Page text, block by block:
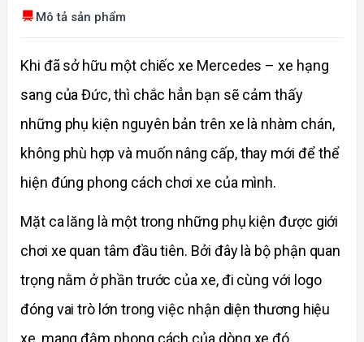
Mô tả sản phẩm
Khi đã sở hữu một chiếc xe Mercedes – xe hạng
sang của Đức, thì chắc hẳn bạn sẽ cảm thấy
những phụ kiện nguyên bản trên xe là nhàm chán,
không phù hợp và muốn nâng cấp, thay mới để thể
hiện đúng phong cách chơi xe của mình.
Mặt ca lăng là một trong những phụ kiện được giới
chơi xe quan tâm đầu tiên. Bởi đây là bộ phận quan
trọng nằm ở phần trước của xe, đi cùng với logo
đóng vai trò lớn trong việc nhận diện thương hiệu
xe, mang đậm phong cách của dòng xe đó.